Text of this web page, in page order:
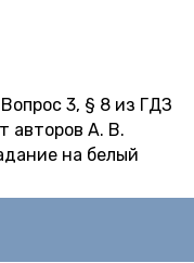
3, § 8 из ГДЗ
авторов А. В.
на белый